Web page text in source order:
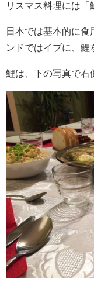
リスマス料理には「
日本では基本的に
ンドではイブに、鯉
鯉は、下の写真で右